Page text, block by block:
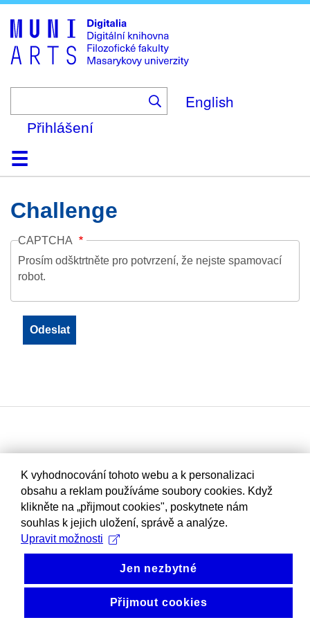
to
main
content
English
Přihlášení
DomůKolekce
Prohlížení
Vyhledávání
O platformě
Nápověda
KontaktDigitalia
Challenge
CAPTCHA
Prosím odšktrtněte pro potvrzení, že nejste spamovací
robot.
K vyhodnocování tohoto webu a k personalizaci
obsahu a reklam používáme soubory cookies. Když
klikněte na „přijmout cookies", poskytnete nám
souhlas k jejich uložení, správě a analýze.
Upravit možnosti
Jen nezbytné
Přijmout cookies